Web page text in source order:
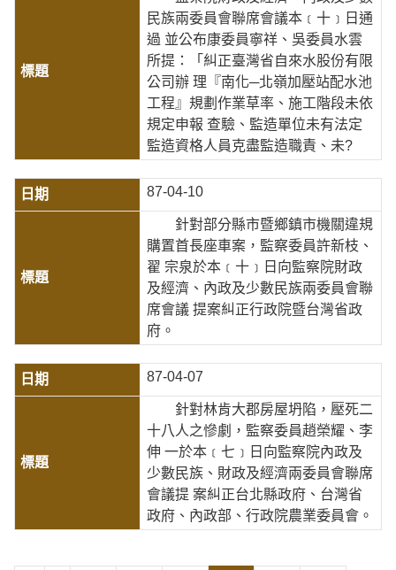
民族兩委員會聯席會議本﹝十﹞日通
過 並公布康委員寧祥、吳委員水雲
所提：「糾正臺灣省自來水股份有限
公司辦 理『南化─北嶺加壓站配水池
工程』規劃作業草率、施工階段未依
規定申報 查驗、監造單位未有法定
監造資格人員克盡監造職責、未?
87-04-10
針對部分縣市暨鄉鎮市機關違規
購置首長座車案，監察委員許新枝、
翟 宗泉於本﹝十﹞日向監察院財政
及經濟、內政及少數民族兩委員會聯
席會議 提案糾正行政院暨台灣省政
府。
87-04-07
針對林肯大郡房屋坍陷，壓死二
十八人之慘劇，監察委員趙榮耀、李
伸 一於本﹝七﹞日向監察院內政及
少數民族、財政及經濟兩委員會聯席
會議提 案糾正台北縣政府、台灣省
政府、內政部、行政院農業委員會。